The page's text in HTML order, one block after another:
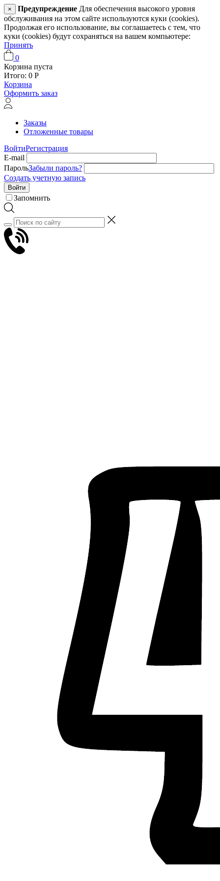
× Предупреждение Для обеспечения высокого уровня
обслуживания на этом сайте используются куки (cookies).
Продолжая его использование, вы соглашаетесь с тем, что
куки (cookies) будут сохраняться на вашем компьютере:
Принять
0
Корзина пуста
Итого: 0 Р
Корзина
Оформить заказ
Заказы
Отложенные товары
ВойтиРегистрация
E-mail
ПарольЗабыли пароль?
Создать учетную запись
Войти
Запомнить